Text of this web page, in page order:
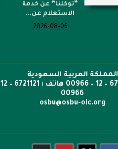
“توكلنا” عن خدمة
الاستعلام عن...
2026-08-06
المملكة العربية السعودية
00966
osbu@osbu-oic.org